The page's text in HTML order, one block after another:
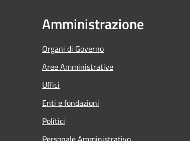
Amministrazione
Organi di Governo
Aree Amministrative
Uffici
Enti e fondazioni
Politici